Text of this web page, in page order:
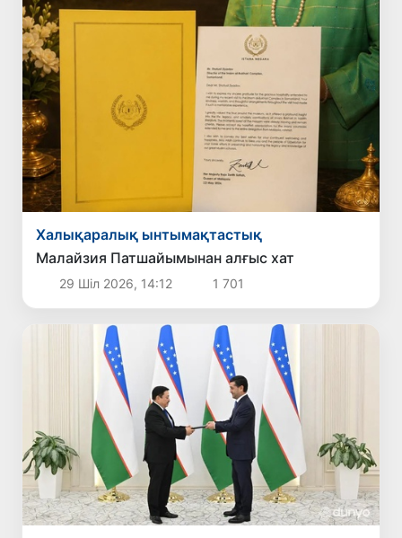
Халықаралық ынтымақтастық
Малайзия Патшайымынан алғыс хат
29 Шіл 2026, 14:12 1 701